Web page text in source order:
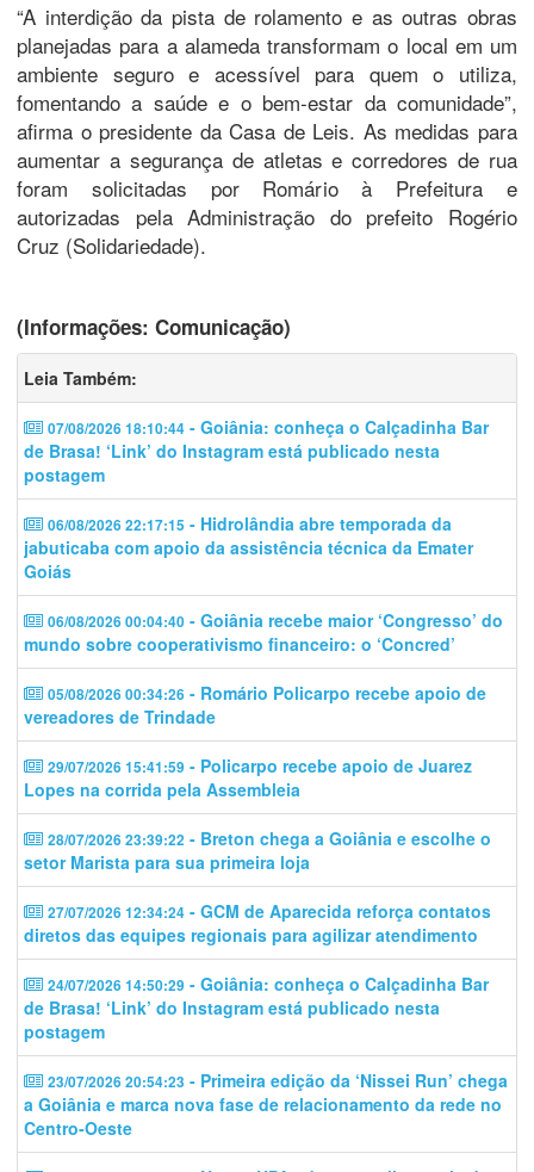
“A interdição da pista de rolamento e as outras obras
planejadas para a alameda transformam o local em um
ambiente seguro e acessível para quem o utiliza,
fomentando a saúde e o bem-estar da comunidade”,
afirma o presidente da Casa de Leis. As medidas para
aumentar a segurança de atletas e corredores de rua
foram solicitadas por Romário à Prefeitura e
autorizadas pela Administração do prefeito Rogério
Cruz (Solidariedade).
(Informações: Comunicação)
Leia Também:
07/08/2026 18:10:44 - Goiânia: conheça o Calçadinha Bar
de Brasa! ‘Link’ do Instagram está publicado nesta
postagem
06/08/2026 22:17:15 - Hidrolândia abre temporada da
jabuticaba com apoio da assistência técnica da Emater
Goiás
06/08/2026 00:04:40 - Goiânia recebe maior ‘Congresso’ do
mundo sobre cooperativismo financeiro: o ‘Concred’
05/08/2026 00:34:26 - Romário Policarpo recebe apoio de
vereadores de Trindade
29/07/2026 15:41:59 - Policarpo recebe apoio de Juarez
Lopes na corrida pela Assembleia
28/07/2026 23:39:22 - Breton chega a Goiânia e escolhe o
setor Marista para sua primeira loja
27/07/2026 12:34:24 - GCM de Aparecida reforça contatos
diretos das equipes regionais para agilizar atendimento
24/07/2026 14:50:29 - Goiânia: conheça o Calçadinha Bar
de Brasa! ‘Link’ do Instagram está publicado nesta
postagem
23/07/2026 20:54:23 - Primeira edição da ‘Nissei Run’ chega
a Goiânia e marca nova fase de relacionamento da rede no
Centro-Oeste